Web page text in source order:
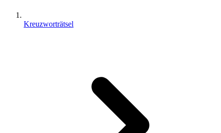
Kreuzworträtsel